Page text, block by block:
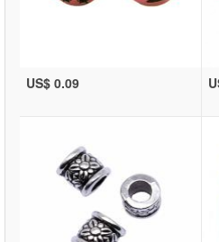
US$ 0.09